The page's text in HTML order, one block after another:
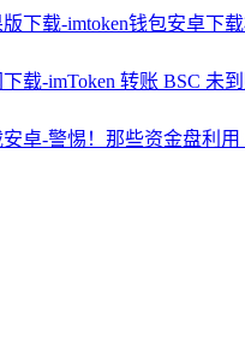
下载-imtoken钱包安卓下
载-imToken 转账 BSC 未
卓-警惕！那些资金盘利用